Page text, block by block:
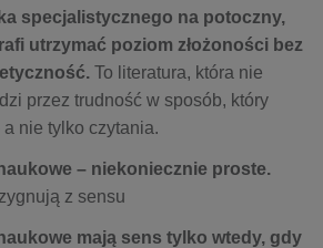
specjalistycznego na potoczny,
utrzymać poziom złożoności bez
To literatura, która nie
przez trudność w sposób, który
nie tylko czytania.
– niekoniecznie proste.
z sensu
mają sens tylko wtedy, gdy